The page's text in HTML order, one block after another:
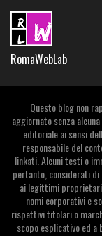
RomaWebLab
Questo blog non
aggiornato senza
editoriale ai sensi
responsabile del
linkati. Alcuni testi o
pertanto, considerati
ai legittimi
nomi corporativi e
rispettivi titolari o
scopo esplicativo ed a